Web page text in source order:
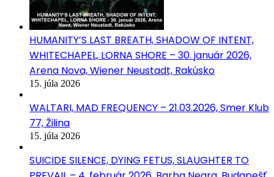
HUMANITY’S LAST BREATH, SHADOW OF INTENT,
WHITECHAPEL, LORNA SHORE – 30. január 2026,
Arena Nova, Wiener Neustadt, Rakúsko
15. júla 2026
WALTARI, MAD FREQUENCY – 21.03.2026, Smer Klub
77, Žilina
15. júla 2026
SUICIDE SILENCE, DYING FETUS, SLAUGHTER TO